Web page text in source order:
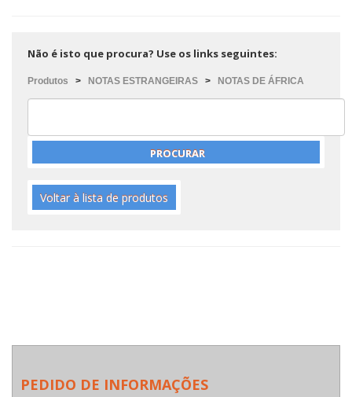
Não é isto que procura? Use os links seguintes:
Produtos > NOTAS ESTRANGEIRAS > NOTAS DE ÁFRICA
Voltar à lista de produtos
PEDIDO DE INFORMAÇÕES